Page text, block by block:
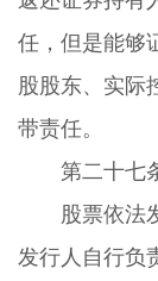
任，但是能够
股股东、实际
带责任。
第二十七
股票依法
发行人自行负